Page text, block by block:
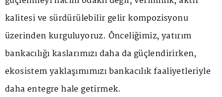
kalitesi ve sürdürülebilir gelir kompozisyonu
üzerinden kurguluyoruz. Önceliğimiz, yatırım
bankacılığı kaslarımızı daha da güçlendirirken,
ekosistem yaklaşımımızı bankacılık faaliyetleriyle
daha entegre hale getirmek.